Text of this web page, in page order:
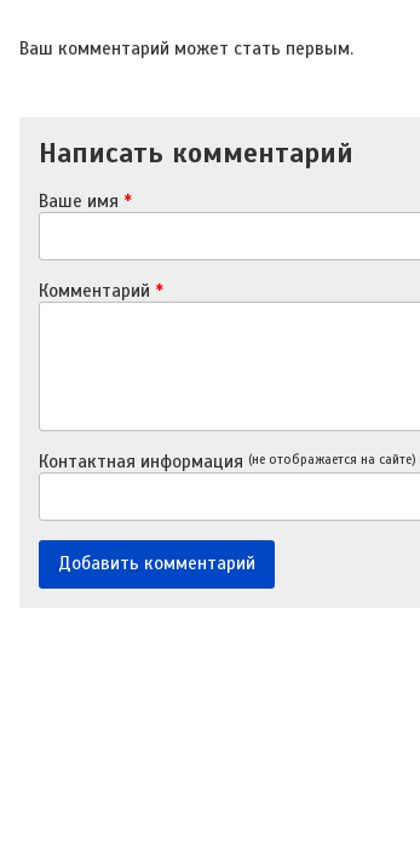
Ваш комментарий может стать первым.
Написать комментарий
Ваше имя *
Комментарий *
Контактная информация (не отображается на сайте)